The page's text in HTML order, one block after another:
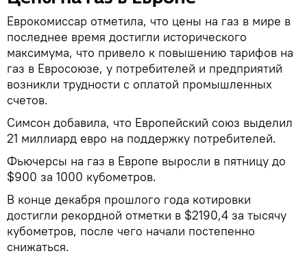
Еврокомиссар отметила, что цены на газ в мире в
последнее время достигли исторического
максимума, что привело к повышению тарифов на
газ в Евросоюзе, у потребителей и предприятий
возникли трудности с оплатой промышленных
счетов.
Симсон добавила, что Европейский союз выделил
21 миллиард евро на поддержку потребителей.
Фьючерсы на газ в Европе выросли в пятницу до
$900 за 1000 кубометров.
В конце декабря прошлого года котировки
достигли рекордной отметки в $2190,4 за тысячу
кубометров, после чего начали постепенно
снижаться.